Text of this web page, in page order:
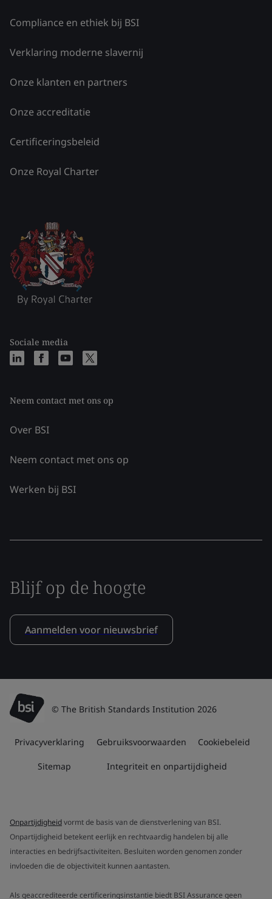
Compliance en ethiek bij BSI
Verklaring moderne slavernij
Onze klanten en partners
Onze accreditatie
Certificeringsbeleid
Onze Royal Charter
Sociale media
Neem contact met ons op
Over BSI
Neem contact met ons op
Werken bij BSI
Blijf op de hoogte
Aanmelden voor nieuwsbrief
© The British Standards Institution 2026
Privacyverklaring Gebruiksvoorwaarden Cookiebeleid
Sitemap Integriteit en onpartijdigheid
Onpartijdigheidvormt de basis van de dienstverlening van BSI.
Onpartijdigheid betekent eerlijk en rechtvaardig handelen bij alle
interacties en bedrijfsactiviteiten. Besluiten worden genomen zonder
invloeden die de objectiviteit kunnen aantasten.
Als geaccrediteerde certificeringsinstantie biedt BSI Assurance geen